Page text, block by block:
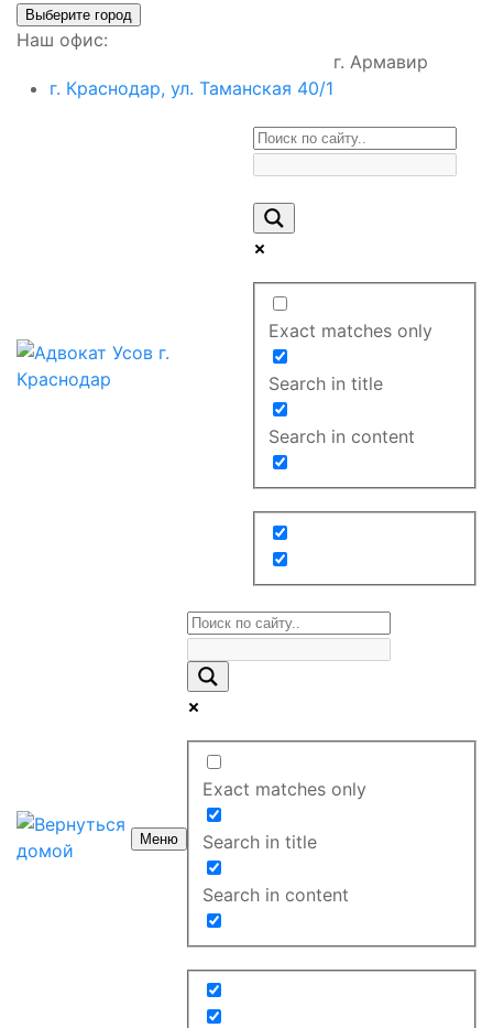
Выберите город
Наш офис:
г. Краснодар, ул. Таманская 40/1
г. Армавир
Exact matches only
Search in title
Search in content
Меню
Exact matches only
Search in title
Search in content